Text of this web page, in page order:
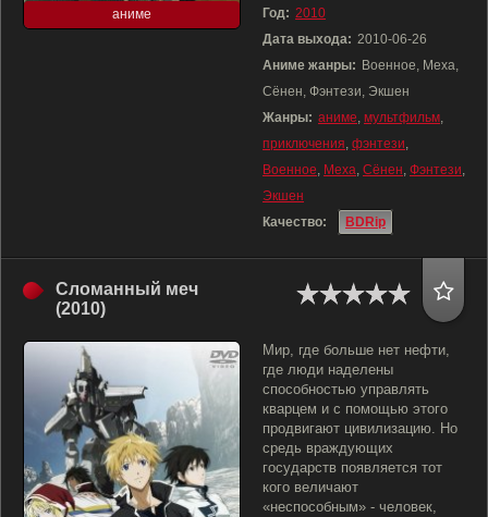
аниме Год: 2010
Дата выхода: 2010-06-26
Аниме жанры: Военное, Меха,
Сёнен, Фэнтези, Экшен
Жанры: аниме, мультфильм,
приключения, фэнтези,
Военное, Меха, Сёнен, Фэнтези,
Экшен
Качество:
BDRip
Сломанный меч
(2010)
Мир, где больше нет нефти,
где люди наделены
способностью управлять
кварцем и с помощью этого
продвигают цивилизацию. Но
средь враждующих
государств появляется тот
кого величают
«неспособным» - человек,